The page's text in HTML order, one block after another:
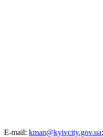
E-mail: kman@kyivcity.gov.ua;